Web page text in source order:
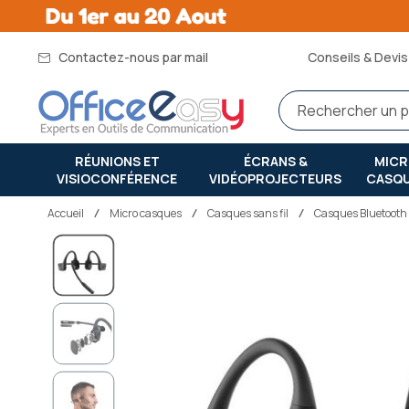
Contactez-nous par mail Conseils &
RÉUNIONS ET
VISIOCONFÉRENCE
ÉCRANS &
VIDÉOPROJECTEURS
Accueil micro casques Casques sans fil Casques Bluetooth
Passer
fin
de
galerie
d’images